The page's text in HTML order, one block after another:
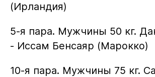
(Ирландия)
5-я пара. Мужчины 50 кг.
- Иссам Бенсаяр (Марокко)
10-я пара. Мужчины 75 кг.